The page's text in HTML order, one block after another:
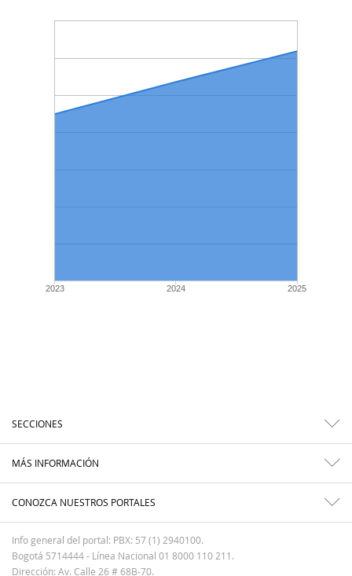
2023 2024 2025
SECCIONES
MÁS INFORMACIÓN
CONOZCA NUESTROS PORTALES
Info general del portal: PBX: 57 (1) 2940100.
Bogotá 5714444 - Línea Nacional 01 8000 110 211.
Dirección: Av. Calle 26 # 68B-70.